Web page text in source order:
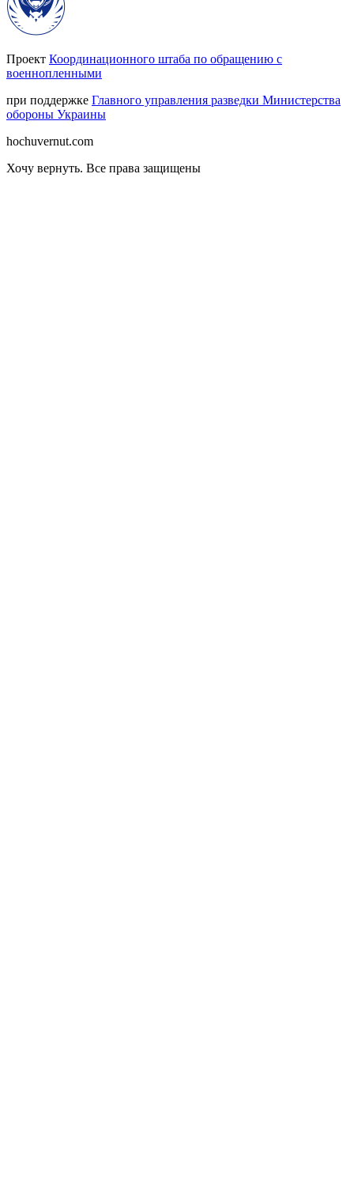
Проект Координационного штаба по обращению с
военнопленными
при поддержке Главного управления разведки Министерства
обороны Украины
hochuvernut.com
Хочу вернуть. Все права защищены